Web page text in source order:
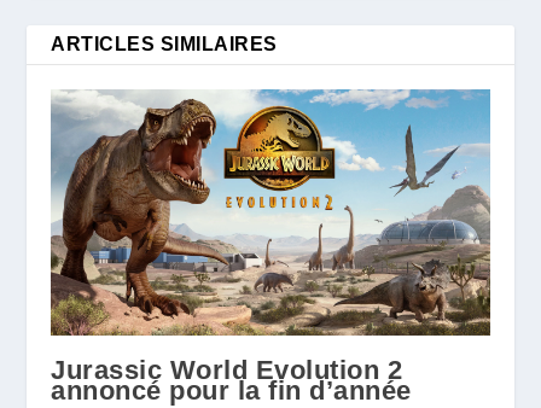
ARTICLES SIMILAIRES
Jurassic World Evolution 2
annoncé pour la fin d’année